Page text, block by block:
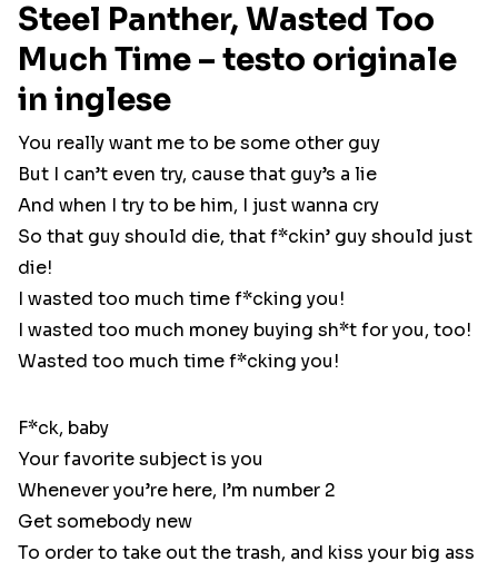
Steel Panther, Wasted Too
Much Time – testo originale
in inglese
You really want me to be some other guy
But I can’t even try, cause that guy’s a lie
And when I try to be him, I just wanna cry
So that guy should die, that f*ckin’ guy should just
die!
I wasted too much time f*cking you!
I wasted too much money buying sh*t for you, too!
Wasted too much time f*cking you!
F*ck, baby
Your favorite subject is you
Whenever you’re here, I’m number 2
Get somebody new
To order to take out the trash, and kiss your big ass